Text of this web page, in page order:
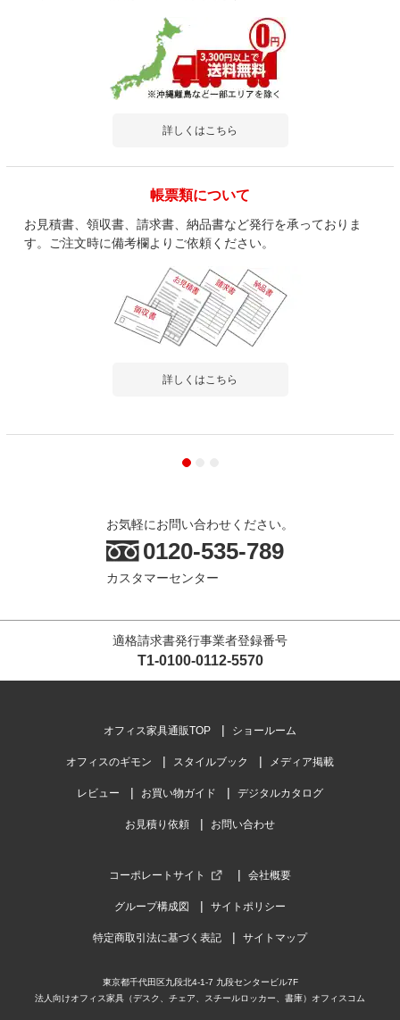
詳しくはこちら
帳票類について
お見積書、領収書、請求書、納品書など発行を承っておりま
す。ご注文時に備考欄よりご依頼ください。
詳しくはこちら
お気軽にお問い合わせください。
0120-535-789
カスタマーセンター
適格請求書発行事業者登録番号
T1-0100-0112-5570
オフィス家具通販TOP ショールーム
オフィスのギモン スタイルブック メディア掲載
レビュー お買い物ガイド デジタルカタログ
お見積り依頼 お問い合わせ
コーポレートサイト 会社概要
グループ構成図 サイトポリシー
特定商取引法に基づく表記 サイトマップ
東京都千代田区九段北4-1-7 九段センタービル7F
法人向けオフィス家具（デスク、チェア、スチールロッカー、書庫）オフィスコム